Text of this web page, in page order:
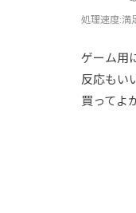
処理速度:満
ゲーム用
反応もい
買ってよ